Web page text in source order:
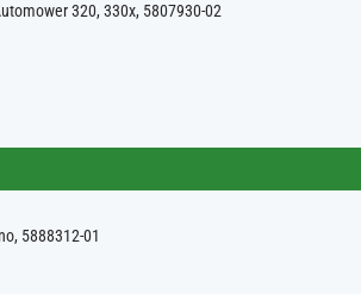
320, 330x, 5807930-02
5888312-01